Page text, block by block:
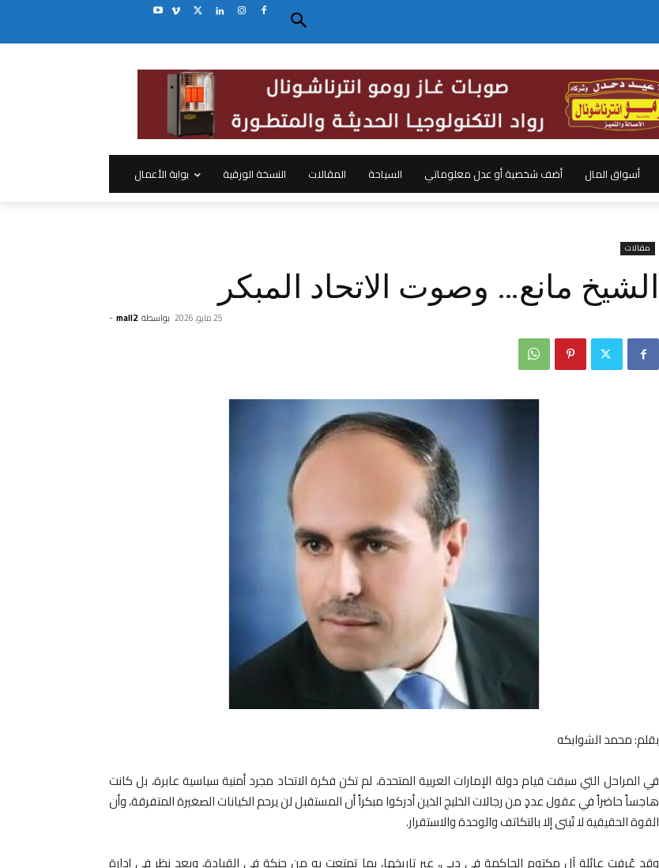
أسواق المال أضف شخصية أو عدل معلوماتي السياحة المقالات النسخة الورقية بوابة الأعمال
مقالات
الشيخ مانع… وصوت الاتحاد المبكر
بواسطة mall2
- 25 مايو, 2026
بقلم: محمد الشوابكه
في المراحل التي سبقت قيام دولة الإمارات العربية المتحدة، لم تكن فكرة الاتحاد مجرد أمنية سياسية عابرة، بل كانت
هاجساً حاضراً في عقول عددٍ من رجالات الخليج الذين أدركوا مبكراً أن المستقبل لن يرحم الكيانات الصغيرة المتفرقة، وأن
القوة الحقيقية لا تُبنى إلا بالتكاتف والوحدة والاستقرار.
وقد عُرفت عائلة آل مكتوم الحاكمة في دبي، عبر تاريخها، بما تمتعت به من حنكة في القيادة، وبعد نظر في إدارة